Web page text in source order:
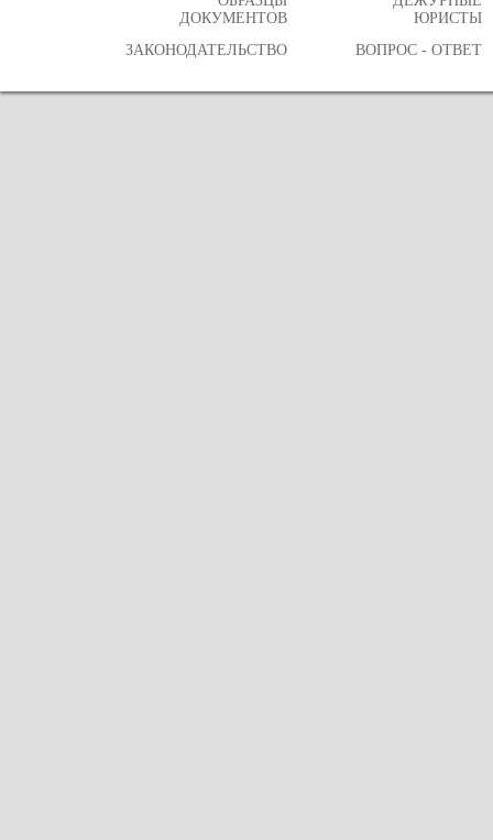
ДОКУМЕНТОВ
ЗАКОНОДАТЕЛЬСТВО
ЮРИСТЫ
ВОПРОС - ОТВЕТ